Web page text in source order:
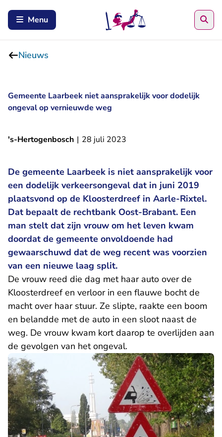
Menu
Nieuws
Gemeente Laarbeek niet aansprakelijk voor dodelijk
ongeval op vernieuwde weg
's-Hertogenbosch | 28 juli 2023
De gemeente Laarbeek is niet aansprakelijk voor
een dodelijk verkeersongeval dat in juni 2019
plaatsvond op de Kloosterdreef in Aarle-Rixtel.
Dat bepaalt de rechtbank Oost-Brabant. Een
man stelt dat zijn vrouw om het leven kwam
doordat de gemeente onvoldoende had
gewaarschuwd dat de weg recent was voorzien
van een nieuwe laag split.
De vrouw reed die dag met haar auto over de
Kloosterdreef en verloor in een flauwe bocht de
macht over haar stuur. Ze slipte, raakte een boom
en belandde met de auto in een sloot naast de
weg. De vrouw kwam kort daarop te overlijden aan
de gevolgen van het ongeval.